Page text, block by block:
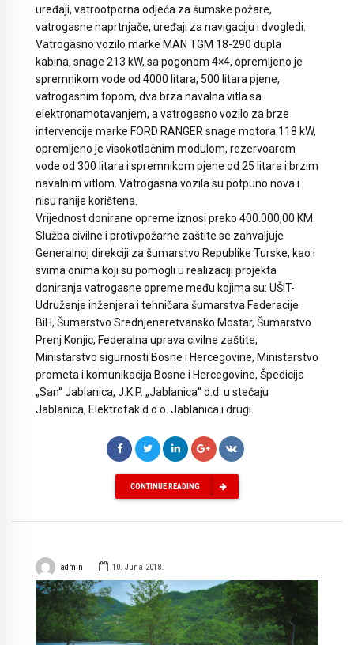
uređaji, vatrootporna odjeća za šumske požare,
vatrogasne naprtnjače, uređaji za navigaciju i dvogledi.
Vatrogasno vozilo marke MAN TGM 18-290 dupla
kabina, snage 213 kW, sa pogonom 4×4, opremljeno je
spremnikom vode od 4000 litara, 500 litara pjene,
vatrogasnim topom, dva brza navalna vitla sa
elektronamotavanjem, a vatrogasno vozilo za brze
intervencije marke FORD RANGER snage motora 118 kW,
opremljeno je visokotlačnim modulom, rezervoarom
vode od 300 litara i spremnikom pjene od 25 litara i brzim
navalnim vitlom. Vatrogasna vozila su potpuno nova i
nisu ranije korištena.
Vrijednost donirane opreme iznosi preko 400.000,00 KM.
Služba civilne i protivpožarne zaštite se zahvaljuje
Generalnoj direkciji za šumarstvo Republike Turske, kao i
svima onima koji su pomogli u realizaciji projekta
doniranja vatrogasne opreme među kojima su: UŠIT-
Udruženje inženjera i tehničara šumarstva Federacije
BiH, Šumarstvo Srednjeneretvansko Mostar, Šumarstvo
Prenj Konjic, Federalna uprava civilne zaštite,
Ministarstvo sigurnosti Bosne i Hercegovine, Ministarstvo
prometa i komunikacija Bosne i Hercegovine, Špedicija
„San“ Jablanica, J.K.P. „Jablanica“ d.d. u stečaju
Jablanica, Elektrofak d.o.o. Jablanica i drugi.
CONTINUE READING
admin 10. Juna 2018.